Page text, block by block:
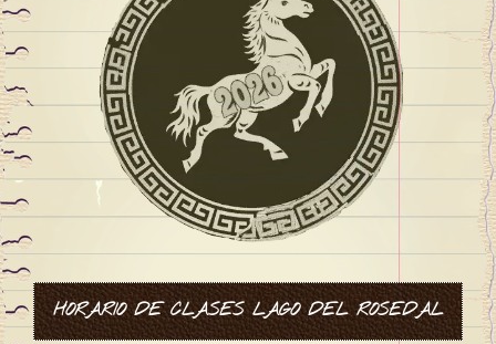
HORARIO DE CLASES LAGO DEL ROSEDAL